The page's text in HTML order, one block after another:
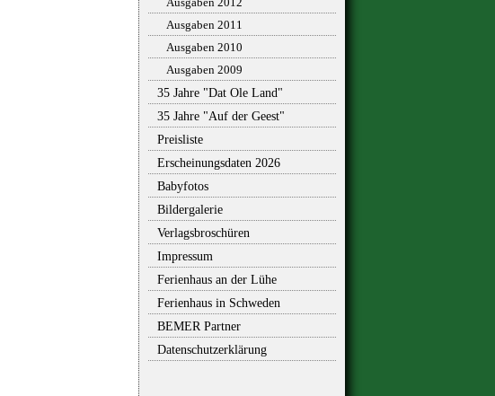
Ausgaben 2011
Ausgaben 2010
Ausgaben 2009
35 Jahre "Dat Ole Land"
35 Jahre "Auf der Geest"
Preisliste
Erscheinungsdaten 2026
Babyfotos
Bildergalerie
Verlagsbroschüren
Impressum
Ferienhaus an der Lühe
Ferienhaus in Schweden
BEMER Partner
Datenschutzerklärung